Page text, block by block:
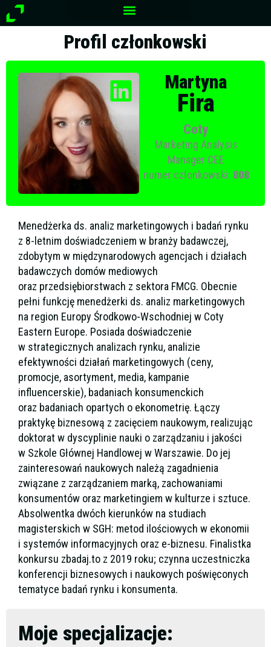
Przejdź
do
Profil członkowski
Martyna
Fira
Coty
Marketing Analysis
Manager CEE
numer członkowski: 808
Menedżerka ds. analiz marketingowych i badań rynku
z 8-letnim doświadczeniem w branży badawczej,
zdobytym w międzynarodowych agencjach i działach
badawczych domów mediowych
oraz przedsiębiorstwach z sektora FMCG. Obecnie
pełni funkcję menedżerki ds. analiz marketingowych
na region Europy Środkowo-Wschodniej w Coty
Eastern Europe. Posiada doświadczenie
w strategicznych analizach rynku, analizie
efektywności działań marketingowych (ceny,
promocje, asortyment, media, kampanie
influencerskie), badaniach konsumenckich
oraz badaniach opartych o ekonometrię. Łączy
praktykę biznesową z zacięciem naukowym, realizując
doktorat w dyscyplinie nauki o zarządzaniu i jakości
w Szkole Głównej Handlowej w Warszawie. Do jej
zainteresowań naukowych należą zagadnienia
związane z zarządzaniem marką, zachowaniami
konsumentów oraz marketingiem w kulturze i sztuce.
Absolwentka dwóch kierunków na studiach
magisterskich w SGH: metod ilościowych w ekonomii
i systemów informacyjnych oraz e-biznesu. Finalistka
konkursu zbadaj.to z 2019 roku; czynna uczestniczka
konferencji biznesowych i naukowych poświęconych
tematyce badań rynku i konsumenta.
Moje specjalizacje: